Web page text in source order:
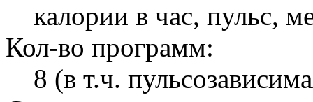
калории в час, пульс,
Кол-во программ:
8 (в т.ч.